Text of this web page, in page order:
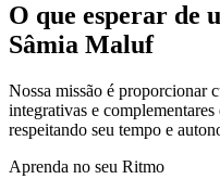
O que esperar de
Sâmia Maluf
Nossa missão é proporcionar
integrativas e complementares
respeitando seu tempo e
Aprenda no seu Ritmo